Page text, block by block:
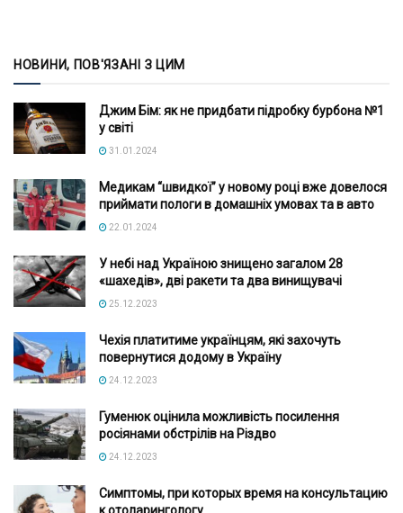
НОВИНИ, ПОВ'ЯЗАНІ З ЦИМ
Джим Бім: як не придбати підробку бурбона №1
у світі
31.01.2024
Медикам “швидкої” у новому році вже довелося
приймати пологи в домашніх умовах та в авто
22.01.2024
У небі над Україною знищено загалом 28
«шахедів», дві ракети та два винищувачі
25.12.2023
Чехія платитиме українцям, які захочуть
повернутися додому в Україну
24.12.2023
Гуменюк оцінила можливість посилення
росіянами обстрілів на Різдво
24.12.2023
Симптомы, при которых время на консультацию